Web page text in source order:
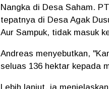
Nangka di Desa Saham.
tepatnya di Desa Agak
Aur Sampuk, tidak masuk
Andreas menyebutkan,
seluas 136 hektar kepada